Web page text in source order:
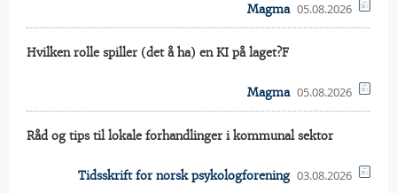
Magma 05.08.2026
Hvilken rolle spiller (det å ha) en KI på laget?F
Magma 05.08.2026
Råd og tips til lokale forhandlinger i kommunal sektor
Tidsskrift for norsk psykologforening 03.08.2026